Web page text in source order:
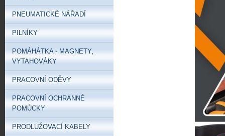
PNEUMATICKÉ NÁŘADÍ
PILNÍKY
POMÁHÁTKA - MAGNETY‚
VYTAHOVÁKY
PRACOVNÍ ODĚVY
PRACOVNÍ OCHRANNÉ
POMŮCKY
PRODLUŽOVACÍ KABELY